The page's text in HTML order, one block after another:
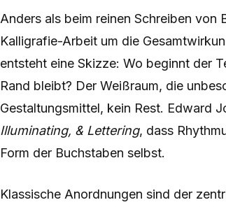
Anders als beim reinen Schreiben
Kalligrafie-Arbeit um die
entsteht eine Skizze: Wo beginnt der
Rand bleibt? Der Weißraum, die
Gestaltungsmittel, kein Rest. Edward
Illuminating, & Lettering, dass
Form der Buchstaben selbst.
Klassische Anordnungen sind der